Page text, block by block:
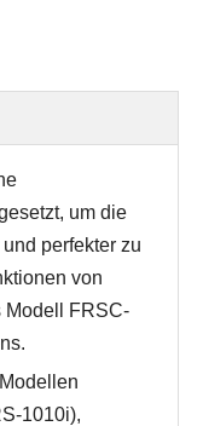
um die
perfekter zu
von
Modell FRSC-
1010i),